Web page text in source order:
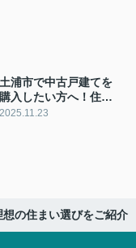
土浦市で中古戸建てを
購入したい方へ！住宅
ローン控除の適用条件
2025.11.23
の住まい選びをご紹介